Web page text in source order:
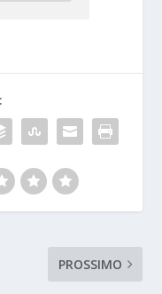
PROSSIMO